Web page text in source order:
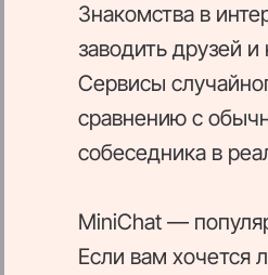
Знакомства в
заводить друзей
Сервисы
сравнению с
собеседника в
MiniChat —
Если вам хочется